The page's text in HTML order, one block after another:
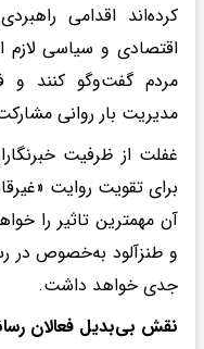
کرده‌اند اقدامی
اقتصادی و سیاسی لازم
مردم گفت‌وگو کنند و
مدیریت بار روانی
غفلت از ظرفیت
برای تقویت روایت
آن مهمترین تاثیر را
و طنزآلود به‌خصوص در
جدی خواهد داشت.
نقش بی‌بدیل فعالان